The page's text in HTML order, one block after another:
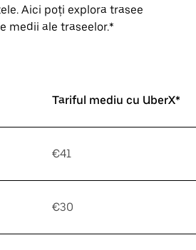
Aici poți explora trasee
medii ale traseelor.*
Tariful mediu cu UberX*
€41
€30